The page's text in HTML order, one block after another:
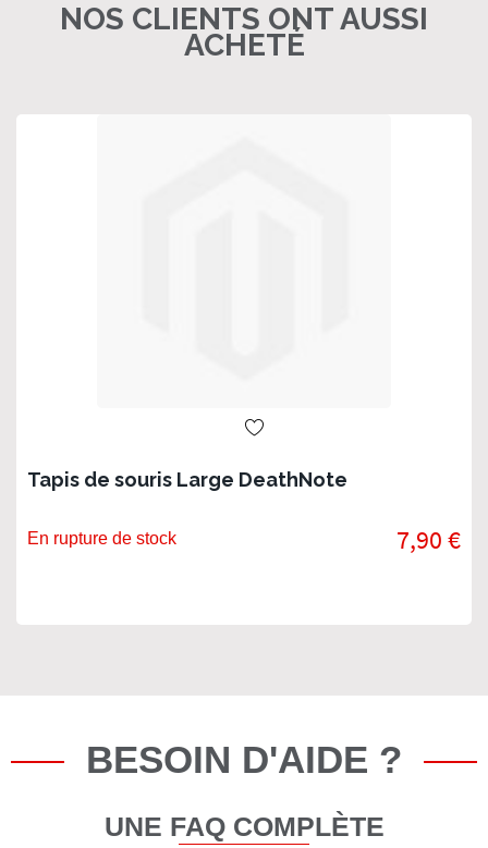
NOS CLIENTS ONT AUSSI
ACHETÉ
Tapis de souris Large DeathNote
En rupture de stock 7,90 €
BESOIN D'AIDE ?
UNE FAQ COMPLÈTE